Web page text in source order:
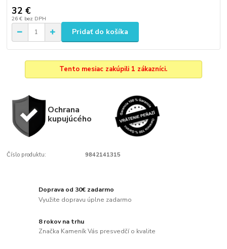
32 €
26 € bez DPH
Pridať do košíka
Tento mesiac zakúpili 1 zákazníci.
Ochrana
kupujúcého
Číslo produktu: 9842141315
Doprava od 30€ zadarmo
Využite dopravu úplne zadarmo
8 rokov na trhu
Značka Kameník Vás presvedčí o kvalite